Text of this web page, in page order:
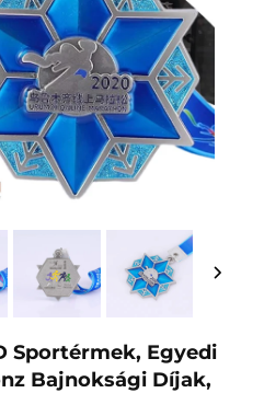
Sportérmek, Egyedi
Bajnoksági Díjak,